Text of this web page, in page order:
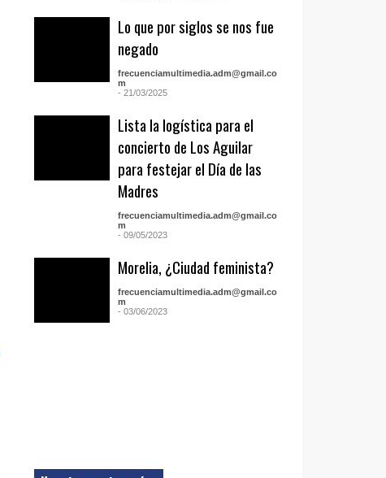
Lo que por siglos se nos fue
negado
frecuenciamultimedia.adm@gmail.co
m
- 21/03/2025
Lista la logística para el
concierto de Los Aguilar
para festejar el Día de las
Madres
frecuenciamultimedia.adm@gmail.co
m
- 09/05/2023
Morelia, ¿Ciudad feminista?
frecuenciamultimedia.adm@gmail.co
m
- 03/06/2023